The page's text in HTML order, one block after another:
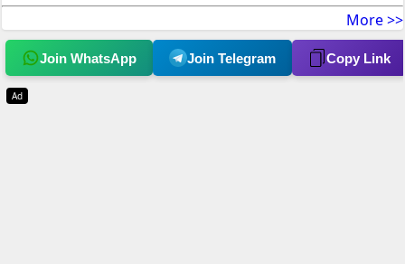
More >>
Join WhatsApp Join Telegram Copy Link
Ad